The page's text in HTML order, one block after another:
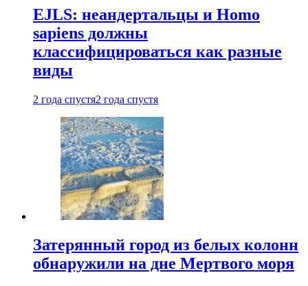
EJLS: неандертальцы и Homo
sapiens должны
классифицироваться как разные
виды
2 года спустя2 года спустя
Затерянный город из белых колонн
обнаружили на дне Мертвого моря